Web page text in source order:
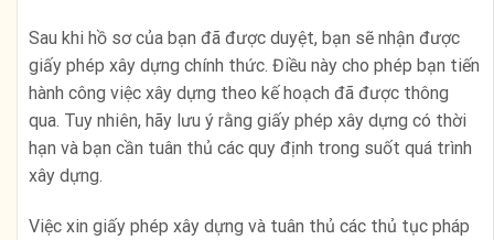
Sau khi hồ sơ của bạn đã được duyệt, bạn sẽ nhận được
giấy phép xây dựng chính thức. Điều này cho phép bạn tiến
hành công việc xây dựng theo kế hoạch đã được thông
qua. Tuy nhiên, hãy lưu ý rằng giấy phép xây dựng có thời
hạn và bạn cần tuân thủ các quy định trong suốt quá trình
xây dựng.
Việc xin giấy phép xây dựng và tuân thủ các thủ tục pháp